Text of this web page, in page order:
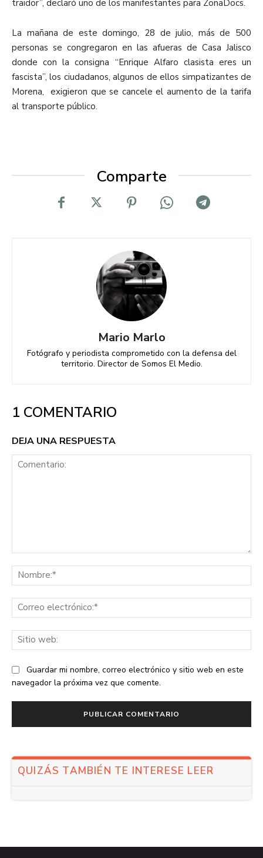
traidor”, declaró uno de los manifestantes para ZonaDocs.
La mañana de este domingo, 28 de julio, más de 500
personas se congregaron en las afueras de Casa Jalisco
donde con la consigna “Enrique Alfaro clasista eres un
fascista”, los ciudadanos, algunos de ellos simpatizantes de
Morena, exigieron que se cancele el aumento de la tarifa
al transporte público.
Comparte
Mario Marlo
Fotógrafo y periodista comprometido con la defensa del
territorio. Director de Somos El Medio.
1 COMENTARIO
DEJA UNA RESPUESTA
Guardar mi nombre, correo electrónico y sitio web en este
navegador la próxima vez que comente.
QUIZÁS TAMBIÉN TE INTERESE LEER